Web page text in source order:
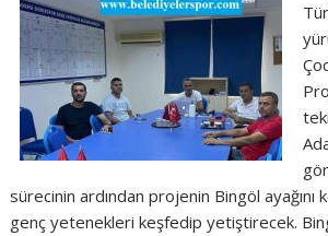
sürecinin ardından projenin Bingöl
genç yetenekleri keşfedip yetiştirecek.